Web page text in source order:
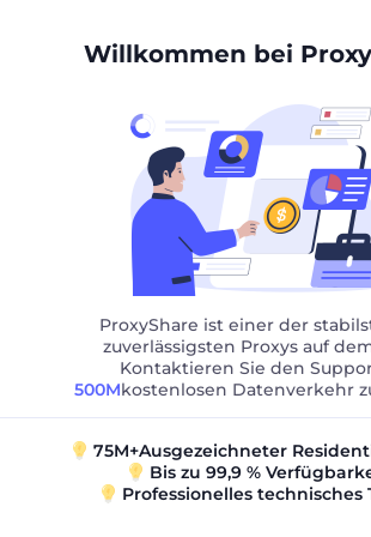
des Dienstes
des Dienstes jederzeit aus
verantwortlich, einschließlich des
zur Sperrung oder Kündigung
unserer Datenschutzrichtlinie zu
jederzeit
Willkommen bei
ProxyShare ist einer der
zuverlässigsten Proxys auf
Kontaktieren Sie den
500Mkostenlosen Datenverkehr
75M+Ausgezeichneter
Bis zu 99,9 %
Professionelles technisches